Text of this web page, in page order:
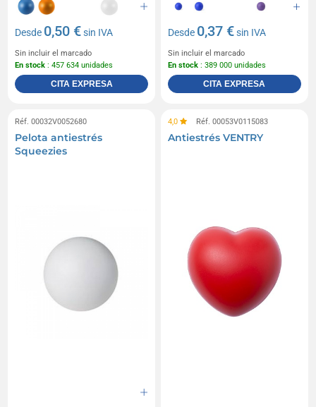
Desde 0,50 €sin IVA
Sin incluir el marcado
En stock : 457 634 unidades
CITA EXPRESA
Desde 0,37 €sin IVA
Sin incluir el marcado
En stock : 389 000 unidades
CITA EXPRESA
Réf. 00032V0052680
Pelota antiestrés
Squeezies
4,0 Réf. 00053V0115083
Antiestrés VENTRY